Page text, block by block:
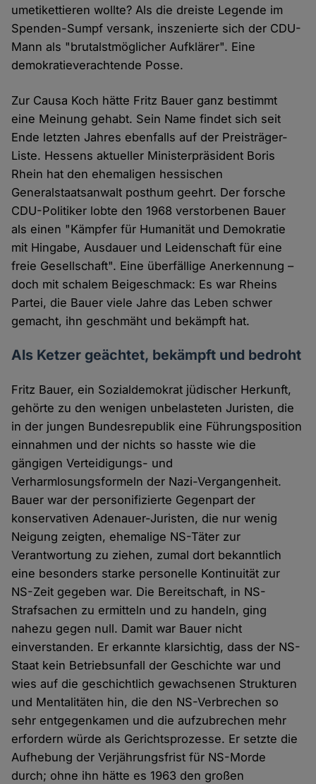
umetikettieren wollte? Als die dreiste Legende im
Spenden-Sumpf versank, inszenierte sich der CDU-
Mann als "brutalstmöglicher Aufklärer". Eine
demokratieverachtende Posse.
Zur Causa Koch hätte Fritz Bauer ganz bestimmt
eine Meinung gehabt. Sein Name findet sich seit
Ende letzten Jahres ebenfalls auf der Preisträger-
Liste. Hessens aktueller Ministerpräsident Boris
Rhein hat den ehemaligen hessischen
Generalstaatsanwalt posthum geehrt. Der forsche
CDU-Politiker lobte den 1968 verstorbenen Bauer
als einen "Kämpfer für Humanität und Demokratie
mit Hingabe, Ausdauer und Leidenschaft für eine
freie Gesellschaft". Eine überfällige Anerkennung –
doch mit schalem Beigeschmack: Es war Rheins
Partei, die Bauer viele Jahre das Leben schwer
gemacht, ihn geschmäht und bekämpft hat.
Als Ketzer geächtet, bekämpft und bedroht
Fritz Bauer, ein Sozialdemokrat jüdischer Herkunft,
gehörte zu den wenigen unbelasteten Juristen, die
in der jungen Bundesrepublik eine Führungsposition
einnahmen und der nichts so hasste wie die
gängigen Verteidigungs- und
Verharmlosungsformeln der Nazi-Vergangenheit.
Bauer war der personifizierte Gegenpart der
konservativen Adenauer-Juristen, die nur wenig
Neigung zeigten, ehemalige NS-Täter zur
Verantwortung zu ziehen, zumal dort bekanntlich
eine besonders starke personelle Kontinuität zur
NS-Zeit gegeben war. Die Bereitschaft, in NS-
Strafsachen zu ermitteln und zu handeln, ging
nahezu gegen null. Damit war Bauer nicht
einverstanden. Er erkannte klarsichtig, dass der NS-
Staat kein Betriebsunfall der Geschichte war und
wies auf die geschichtlich gewachsenen Strukturen
und Mentalitäten hin, die den NS-Verbrechen so
sehr entgegenkamen und die aufzubrechen mehr
erfordern würde als Gerichtsprozesse. Er setzte die
Aufhebung der Verjährungsfrist für NS-Morde
durch; ohne ihn hätte es 1963 den großen